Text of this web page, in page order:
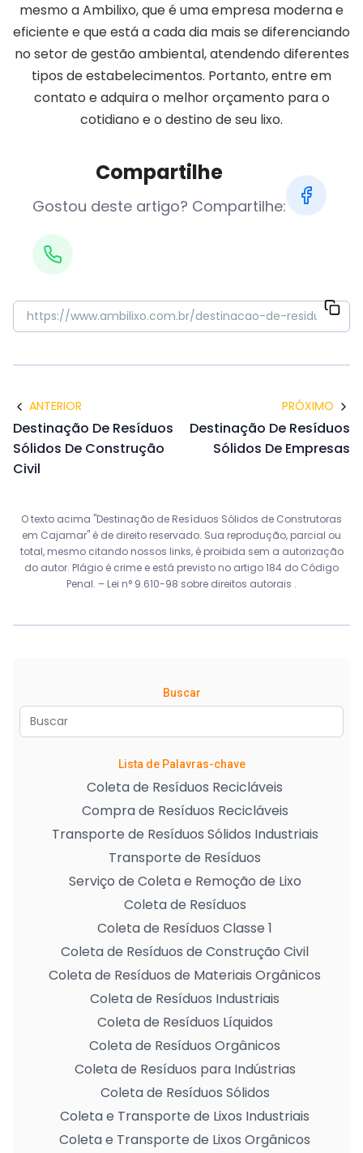
mesmo a Ambilixo, que é uma empresa moderna e
eficiente e que está a cada dia mais se diferenciando
no setor de gestão ambiental, atendendo diferentes
tipos de estabelecimentos. Portanto, entre em
contato e adquira o melhor orçamento para o
cotidiano e o destino de seu lixo.
Compartilhe
Gostou deste artigo? Compartilhe:
ANTERIOR
Destinação De Resíduos
Sólidos De Construção
Civil
PRÓXIMO
Destinação De Resíduos
Sólidos De Empresas
O texto acima "Destinação de Resíduos Sólidos de Construtoras
em Cajamar" é de direito reservado. Sua reprodução, parcial ou
total, mesmo citando nossos links, é proibida sem a autorização
do autor. Plágio é crime e está previsto no artigo 184 do Código
Penal. – Lei n° 9.610-98 sobre direitos autorais .
Buscar
Lista de Palavras-chave
Coleta de Resíduos Recicláveis
Compra de Resíduos Recicláveis
Transporte de Resíduos Sólidos Industriais
Transporte de Resíduos
Serviço de Coleta e Remoção de Lixo
Coleta de Resíduos
Coleta de Resíduos Classe 1
Coleta de Resíduos de Construção Civil
Coleta de Resíduos de Materiais Orgânicos
Coleta de Resíduos Industriais
Coleta de Resíduos Líquidos
Coleta de Resíduos Orgânicos
Coleta de Resíduos para Indústrias
Coleta de Resíduos Sólidos
Coleta e Transporte de Lixos Industriais
Coleta e Transporte de Lixos Orgânicos